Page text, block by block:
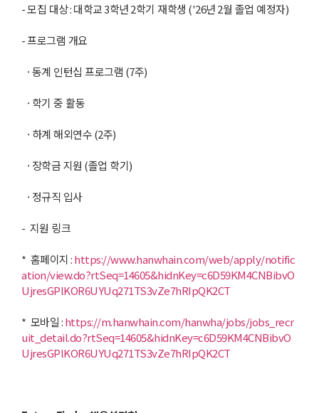
-모집 대상:대학교3학년2학기 재학생 ('26년2월 졸업 예정자)
-프로그램 개요
· 동계 인턴십 프로그램 (7주)
· 학기 중 활동
· 하계 해외연수(2주)
· 장학금 지원 (졸업 학기)
· 정규직 입사
- 지원 링크
* 홈페이지:https://www.hanwhain.com/web/apply/notific
ation/view.do?rtSeq=14605&hidnKey=c6D59KM4CNBibvO
UjresGPlKOR6UYUq271TS3vZe7hRIpQK2CT
* 모바일:https://m.hanwhain.com/hanwha/jobs/jobs_recr
uit_detail.do?rtSeq=14605&hidnKey=c6D59KM4CNBibvO
UjresGPlKOR6UYUq271TS3vZe7hRIpQK2CT